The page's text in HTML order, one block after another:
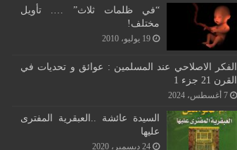
“في ظلمات ثلاث” …. تأويل
مختلف!
19 يوليو، 2010
الفكر الاصلاحي عند المسلمين : عوائق و تحديات في
القرن 21 جزء 1
7 أغسطس، 2024
السيدة عائشة ..العبقرية المفترى
عليها
24 ديسمبر، 2020